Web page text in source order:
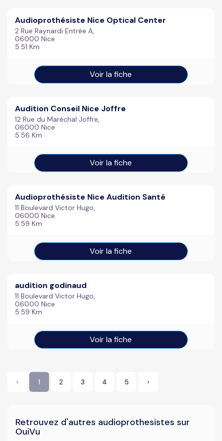
Audioprothésiste Nice Optical Center
2 Rue Raynardi Entrée A,
06000 Nice
5.51 Km
Voir la fiche
Audition Conseil Nice Joffre
12 Rue du Maréchal Joffre,
06000 Nice
5.56 Km
Voir la fiche
Audioprothésiste Nice Audition Santé
11 Boulevard Victor Hugo,
06000 Nice
5.59 Km
Voir la fiche
audition godinaud
11 Boulevard Victor Hugo,
06000 Nice
5.59 Km
Voir la fiche
‹ 1 2 3 4 5 ›
Retrouvez d'autres audioprothesistes sur
OuiVu